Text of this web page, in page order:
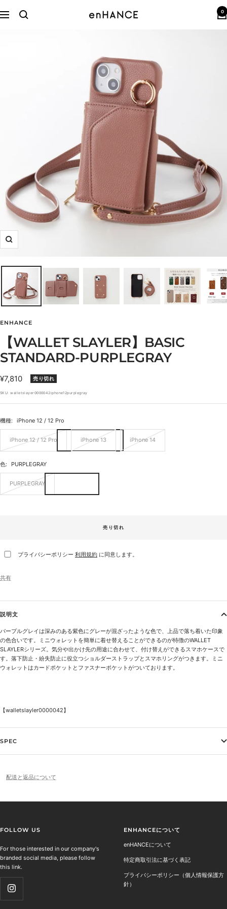
ン
ナ
enHANCE 0
ズ
ENHANCE
【WALLET SLAYLER】BASIC
STANDARD-PURPLEGRAY
セ
ー
ル
価
格
¥7,810 売り切れ
SKU:walletslayer0000042iphone12purplegray
機種: iPhone 12 / 12 Pro
iPhone 12 / 12 Pro iPhone 13 iPhone 14
色: PURPLEGRAY
PURPLEGRAY
売り切れ
プライバシーポリシー 利用規約 に同意します。
共有
説明文
パープルグレイは深みのある紫色にグレーが混ざったような色で、上品で落ち着いた印象
の色合いです。ミニウォレットを簡単に着せ替えることができるのが特徴のWALLET
SLAYLERシリーズ。気分や出かけ先の用途に合わせて、付け替えができるスマホケースで
す。落下防止・紛失防止に役立つショルダーストラップとスマホリングがつきます。ミニ
ウォレットはカードポケットとファスナーポケットがついております。
【walletslayler0000042】
SPEC
配送と返品について
FOLLOW US
For those interested in our company's
branded social media, please follow
this link.
ENHANCEについて
enHANCEについて
特定商取引法に基づく表記
プライバシーポリシー（個人情報保護方
針）